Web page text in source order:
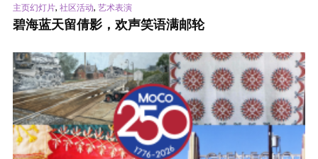
主页幻灯片, 社区活动, 艺术表演
碧海蓝天留倩影，欢声笑语满邮轮